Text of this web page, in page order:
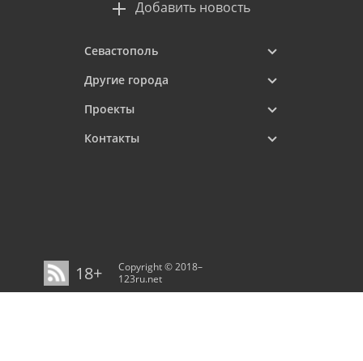
Добавить новость
Севастополь
Другие города
Проекты
Контакты
18+
Copyright © 2018–
123ru.net